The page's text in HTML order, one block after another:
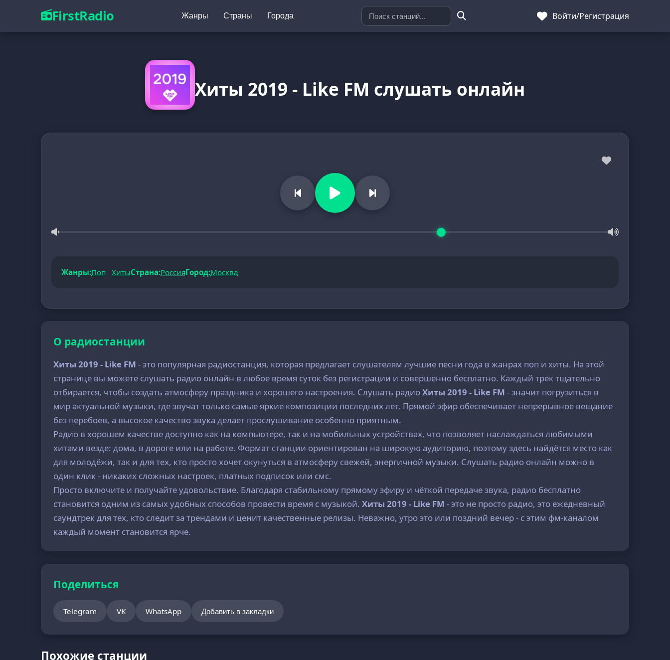
FirstRadio Жанры Страны Города Войти/Регистрация
Хиты 2019 - Like FM слушать онлайн
Жанры:Поп ХитыСтрана:РоссияГород:Москва
О радиостанции
Хиты 2019 - Like FM - это популярная радиостанция, которая предлагает слушателям лучшие песни года в жанрах поп и хиты. На этой
странице вы можете слушать радио онлайн в любое время суток без регистрации и совершенно бесплатно. Каждый трек тщательно
отбирается, чтобы создать атмосферу праздника и хорошего настроения. Слушать радиоХиты 2019 - Like FM - значит погрузиться в
мир актуальной музыки, где звучат только самые яркие композиции последних лет. Прямой эфир обеспечивает непрерывное вещание
без перебоев, а высокое качество звука делает прослушивание особенно приятным.
Радио в хорошем качестве доступно как на компьютере, так и на мобильных устройствах, что позволяет наслаждаться любимыми
хитами везде: дома, в дороге или на работе. Формат станции ориентирован на широкую аудиторию, поэтому здесь найдётся место как
для молодёжи, так и для тех, кто просто хочет окунуться в атмосферу свежей, энергичной музыки. Слушать радио онлайн можно в
один клик - никаких сложных настроек, платных подписок или смс.
Просто включите и получайте удовольствие. Благодаря стабильному прямому эфиру и чёткой передаче звука, радио бесплатно
становится одним из самых удобных способов провести время с музыкой.Хиты 2019 - Like FM - это не просто радио, это ежедневный
саундтрек для тех, кто следит за трендами и ценит качественные релизы. Неважно, утро это или поздний вечер - с этим фм-каналом
каждый момент становится ярче.
Поделиться
Telegram VK WhatsApp Добавить в закладки
Похожие станции